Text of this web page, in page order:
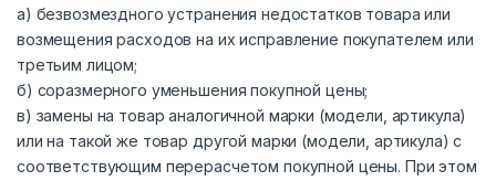
а) безвозмездного устранения недостатков товара или
возмещения расходов на их исправление покупателем или
третьим лицом;
б) соразмерного уменьшения покупной цены;
в) замены на товар аналогичной марки (модели, артикула)
или на такой же товар другой марки (модели, артикула) с
соответствующим перерасчетом покупной цены. При этом